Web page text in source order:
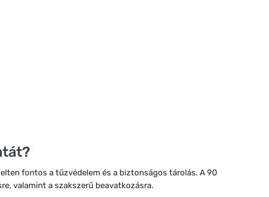
fontos a tűzvédelem és a biztonságos tárolás. A 90
valamint a szakszerű beavatkozásra.